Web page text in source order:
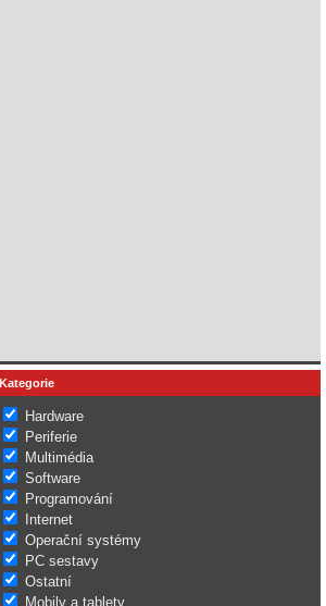
Kategorie
Hardware
Periferie
Multimédia
Software
Programování
Internet
Operační systémy
PC sestavy
Ostatní
Mobily a tablety